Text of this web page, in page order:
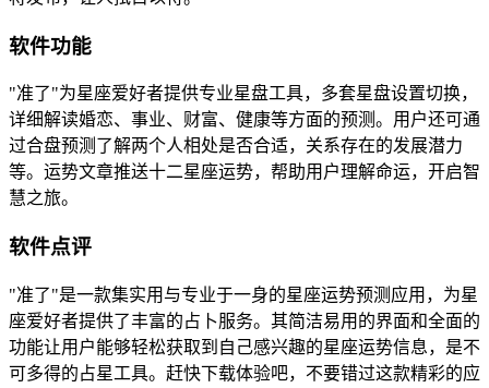
软件功能
"准了"为星座爱好者提供专业星盘工具，多套星盘设置切换，
详细解读婚恋、事业、财富、健康等方面的预测。用户还可通
过合盘预测了解两个人相处是否合适，关系存在的发展潜力
等。运势文章推送十二星座运势，帮助用户理解命运，开启智
慧之旅。
软件点评
"准了"是一款集实用与专业于一身的星座运势预测应用，为星
座爱好者提供了丰富的占卜服务。其简洁易用的界面和全面的
功能让用户能够轻松获取到自己感兴趣的星座运势信息，是不
可多得的占星工具。赶快下载体验吧，不要错过这款精彩的应